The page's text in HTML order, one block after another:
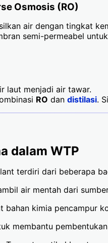
Osmosis (RO)
air dengan tingkat
semi-permeabel
laut menjadi air tawar.
RO dan distilasi.
dalam WTP
terdiri dari beberapa
air mentah dari
bahan kimia pencampur
membantu